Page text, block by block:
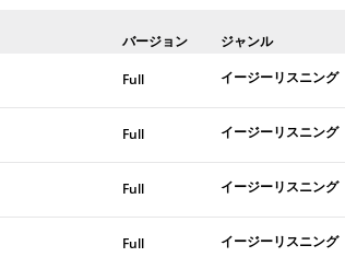
バージョン ジャンル
Full イージーリスニング
Full イージーリスニング
Full イージーリスニング
Full イージーリスニング